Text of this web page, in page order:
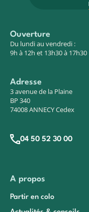
Ouverture
Du lundi au vendredi :
9h à 12h et 13h30 à 17h30
Adresse
3 avenue de la Plaine
BP 340
74008 ANNECY Cedex
04 50 52 30 00
A propos
Partir en colo